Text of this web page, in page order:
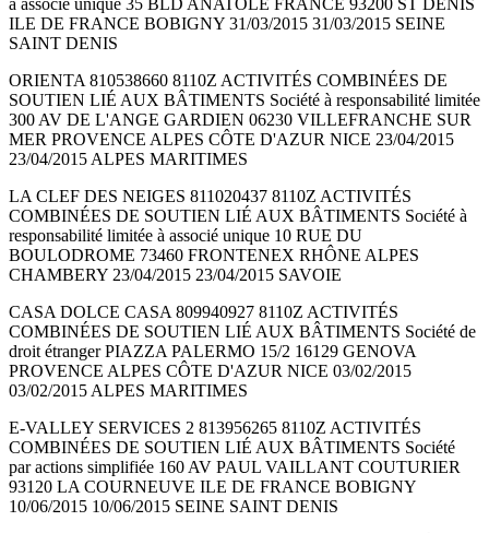
à associé unique 35 BLD ANATOLE FRANCE 93200 ST DENIS
ILE DE FRANCE BOBIGNY 31/03/2015 31/03/2015 SEINE
SAINT DENIS
ORIENTA 810538660 8110Z ACTIVITÉS COMBINÉES DE
SOUTIEN LIÉ AUX BÂTIMENTS Société à responsabilité limitée
300 AV DE L'ANGE GARDIEN 06230 VILLEFRANCHE SUR
MER PROVENCE ALPES CÔTE D'AZUR NICE 23/04/2015
23/04/2015 ALPES MARITIMES
LA CLEF DES NEIGES 811020437 8110Z ACTIVITÉS
COMBINÉES DE SOUTIEN LIÉ AUX BÂTIMENTS Société à
responsabilité limitée à associé unique 10 RUE DU
BOULODROME 73460 FRONTENEX RHÔNE ALPES
CHAMBERY 23/04/2015 23/04/2015 SAVOIE
CASA DOLCE CASA 809940927 8110Z ACTIVITÉS
COMBINÉES DE SOUTIEN LIÉ AUX BÂTIMENTS Société de
droit étranger PIAZZA PALERMO 15/2 16129 GENOVA
PROVENCE ALPES CÔTE D'AZUR NICE 03/02/2015
03/02/2015 ALPES MARITIMES
E-VALLEY SERVICES 2 813956265 8110Z ACTIVITÉS
COMBINÉES DE SOUTIEN LIÉ AUX BÂTIMENTS Société
par actions simplifiée 160 AV PAUL VAILLANT COUTURIER
93120 LA COURNEUVE ILE DE FRANCE BOBIGNY
10/06/2015 10/06/2015 SEINE SAINT DENIS